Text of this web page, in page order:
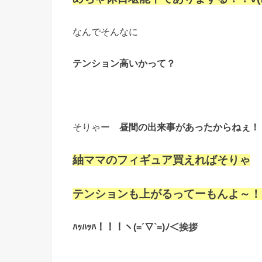
なんでそんなに
テンション高いかって？
そりゃー 昼間の出来事があったからねぇ！
紬ママのフィギュア買えればそりゃ
テンションも上がるってーもんよ～
ﾊｯﾊｯﾊ！！！ヽ(=´▽`=)ﾉ＜挨拶